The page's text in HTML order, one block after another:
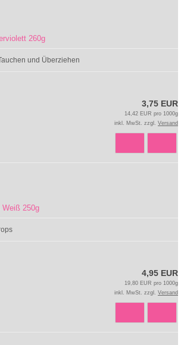
260g
und Überziehen
3,75 EUR
14,42 EUR pro 1000g
inkl. MwSt. zzgl. Versand
Weiß 250g
4,95 EUR
19,80 EUR pro 1000g
inkl. MwSt. zzgl. Versand